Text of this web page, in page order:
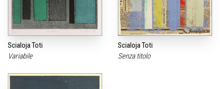
Scialoja Toti
Variabile
Scialoja Toti
Senza titolo